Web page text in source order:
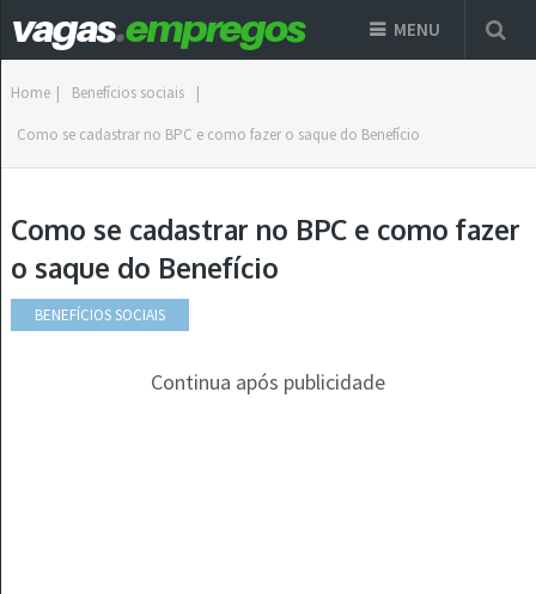
MENU
Home | Benefícios sociais |
Como se cadastrar no BPC e como fazer o saque do Benefício
Como se cadastrar no BPC e como fazer
o saque do Benefício
BENEFÍCIOS SOCIAIS
Continua após publicidade